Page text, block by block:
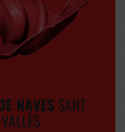
NAVES SANT